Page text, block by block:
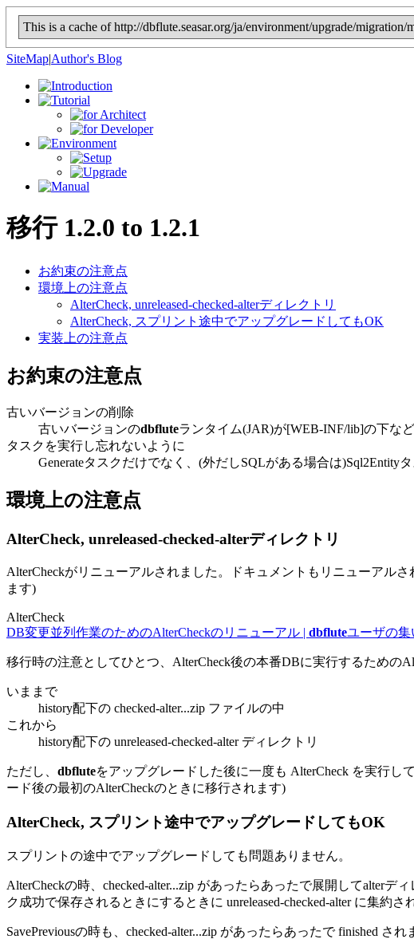
This is a cache of http://dbflute.seasar.org/ja/environment/upgrade/
SiteMap|Author's Blog
移行 1.2.0 to 1.2.1
お約束の注意点
環境上の注意点
AlterCheck, unreleased-checked-alterディレクトリ
AlterCheck, スプリント途中でアップグレードしてもOK
実装上の注意点
お約束の注意点
古いバージョンの削除
古いバージョンのdbfluteランタイム(JAR)が[WEB-INF/lib]の下な
タスクを実行し忘れないように
Generateタスクだけでなく、(外だしSQLがある場合は)Sql2Entity
環境上の注意点
AlterCheck, unreleased-checked-alterディレクトリ
AlterCheckがリニューアルされました。ドキュメントもリニューアル
ます)
AlterCheck
DB変更並列作業のためのAlterCheckのリニューアル | dbfluteユーザの集
移行時の注意としてひとつ、AlterCheck後の本番DBに実行するための
いままで
history配下の checked-alter...zip ファイルの中
これから
history配下の unreleased-checked-alter ディレクトリ
ただし、 dbfluteをアップグレードした後に一度も AlterCheck を実行し
ード後の最初のAlterCheckのときに移行されます)
AlterCheck, スプリント途中でアップグレードしてもOK
スプリントの途中でアップグレードしても問題ありません。
AlterCheckの時、checked-alter...zip があったらあったで展開してalterデ
ク成功で保存されるときにするときに unreleased-checked-alter に集約
SavePreviousの時も、checked-alter...zip があったらあったで finished さ